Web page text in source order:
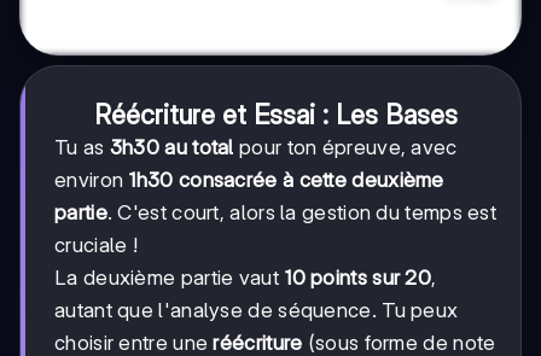
Réécriture et Essai : Les Bases
Tu as 3h30 au total pour ton épreuve, avec
environ 1h30 consacrée à cette deuxième
partie. C'est court, alors la gestion du temps est
cruciale !
La deuxième partie vaut 10 points sur 20,
autant que l'analyse de séquence. Tu peux
choisir entre uneréécriture (sous forme de note